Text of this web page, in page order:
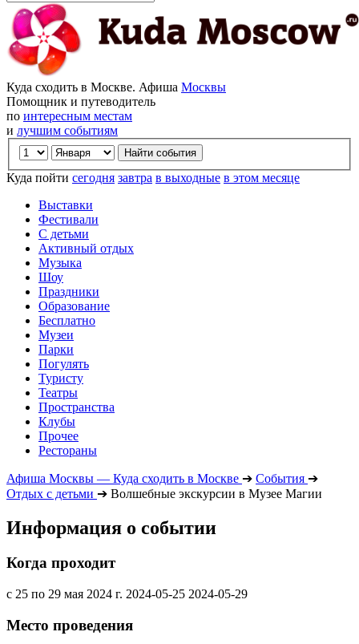
Куда сходить в Москве. Афиша Москвы
Помощник и путеводитель
по интересным местам
и лучшим событиям
Куда пойти сегодня завтра в выходные в этом месяце
Выставки
Фестивали
С детьми
Активный отдых
Музыка
Шоу
Праздники
Образование
Бесплатно
Музеи
Парки
Погулять
Туристу
Театры
Пространства
Клубы
Прочее
Рестораны
Афиша Москвы — Куда сходить в Москве ➔ События ➔
Отдых с детьми ➔ Волшебные экскурсии в Музее Магии
Информация о событии
Когда проходит
с 25 по 29 мая 2024 г. 2024-05-25 2024-05-29
Место проведения